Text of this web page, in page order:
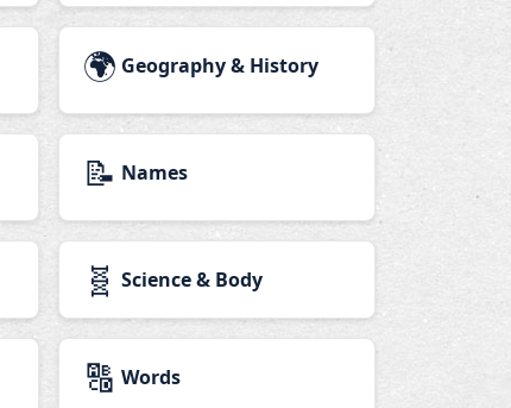
🌍 Geography & History
📝 Names
🧬 Science & Body
🔠 Words